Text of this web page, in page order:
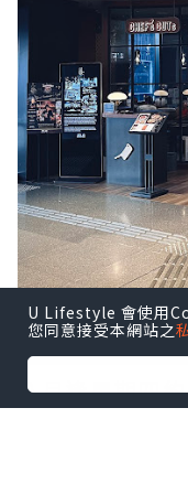
八月逢星期四
U Lifestyle 會使用
您同意接受本網站之